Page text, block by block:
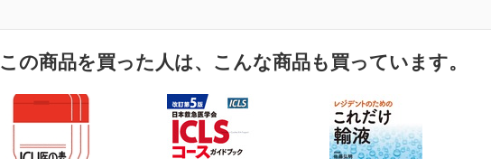
この商品を買った人は、こんな商品も買っています。